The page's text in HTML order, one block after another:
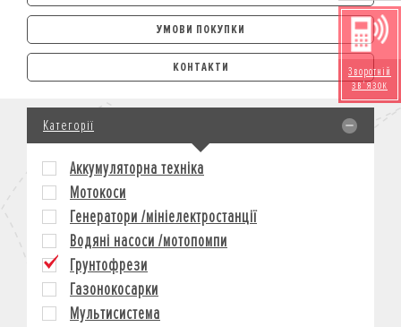
УМОВИ ПОКУПКИ
АВТОМОБІЛІ
ЛІЗИНГ
КРЕДИТ
СТРАХУВАННЯ
КОРПОРАТИВНИМ КЛІЄНТАМ
МОТОЦИКЛИ
КРЕДИТ
СТРАХУВАННЯ
КОРПОРАТИВНИМ КЛІЄНТАМ
КОНТАКТИ
Зворотній
зв'язок
Категорії
Аккумуляторна техніка
Мотокоси
Генератори /мініелектростанції
Водяні насоси /мотопомпи
Грунтофрези
Газонокосарки
Мультисистема